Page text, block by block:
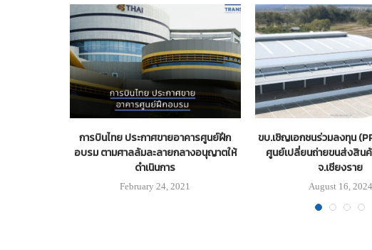
การบินไทย ประกาศขายอาคารศูนย์ฝึก
อบรม ตามศาลล้มละลายกลางอนุญาตให้
ดำเนินการ
February 24, 2021
ขบ.เชิญเอกชนร่วมลงทุน
ศูนย์เปลี่ยนถ่ายขนส่งสิน
จ.เชียงราย
August 16, 2024